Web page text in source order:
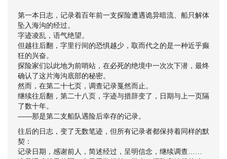
第一本日志，记录着百年前一支探险遭遇诡异暗流、船只解体
坠入海沟的经过。
字迹凌乱，语气绝望。
但越往后翻，字里行间的恐惧越少，取而代之的是一种近乎癫
狂的兴奋。
探险家们以此地为前哨站，在必死的绝境中一次次下潜，最终
确认了这片海沟底部的秘密。
然而，在第二十七页，调查记录戛然而止。
继续往后翻，第二十八页，字迹与措辞变了，日期与上一页隔
了数十年。
——那是第二支船队遇险后幸存的记录。
往后的日志，变了无数笔迹，但所有记录者都保持着同样的默
契：
记录日期，感谢前人，简述经过，呈明信念，继续调查……